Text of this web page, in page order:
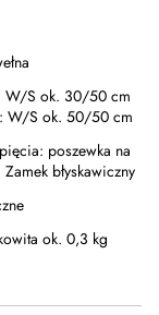
W/S ok. 30/50 cm
W/S ok. 50/50 cm
poszewka na
błyskawiczny
ok. 0,3 kg